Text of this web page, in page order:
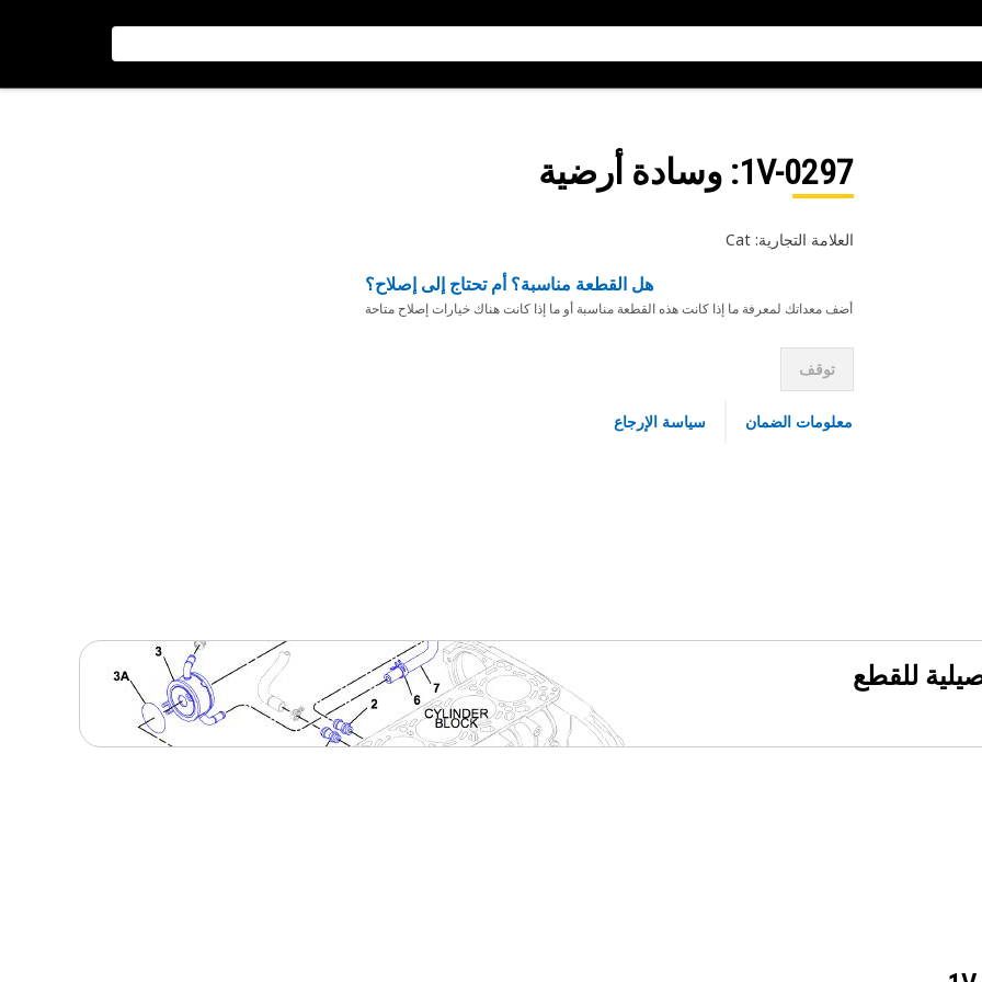
1V-0297: وسادة أرضية
العلامة التجارية: Cat
هل القطعة مناسبة؟ أم تحتاج إلى إصلاح؟
أضف معداتك لمعرفة ما إذا كانت هذه القطعة مناسبة أو ما إذا كانت هناك خيارات إصلاح متاحة
توقف
معلومات الضمان سياسة الإرجاع
للقطع